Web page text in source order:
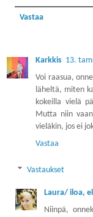
Vastaa
Karkkis 13.
Voi raasua,
läheltä, miten
kokeilla vielä
Mutta niin
vieläkin, jos ei
Vastaa
Vastaukset
Laura/ iloa,
Niinpä,